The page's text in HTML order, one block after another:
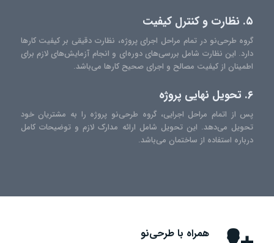
۵. نظارت و کنترل کیفیت
گروه طرحی‌نو در تمام مراحل اجرای پروژه، نظارت دقیقی بر کیفیت کارها
دارد. این نظارت شامل بررسی‌های دوره‌ای و انجام آزمایش‌های لازم برای
اطمینان از کیفیت مصالح و اجرای صحیح کارها می‌باشد.
۶. تحویل نهایی پروژه
پس از اتمام مراحل اجرایی، گروه طرحی‌نو پروژه را به مشتریان خود
تحویل می‌دهد. این تحویل شامل ارائه مدارک لازم و توضیحات کامل
درباره استفاده از ساختمان می‌باشد.
همراه با طرحی‌نو